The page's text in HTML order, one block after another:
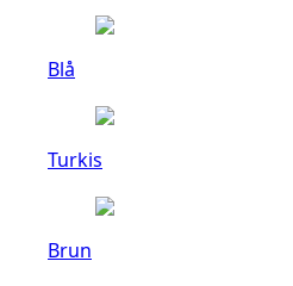
Blå
Turkis
Brun